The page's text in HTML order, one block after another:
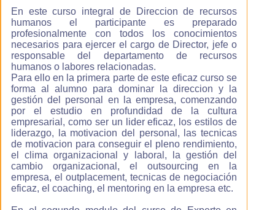
explicada con
contenidos
multimedia es
decir con
ilustraciones,
esquemas,
fotografias,
sonido y videos
por lo que
asimilarás los
conocimientos
de forma más
eficaz.
Aprenderás
comodamente
En este curso integral de Direccion de recursos
humanos el participante es preparado
profesionalmente con todos los conocimientos
necesarios para ejercer el cargo de Director, jefe o
responsable del departamento de recursos
humanos o labores relacionadas.
Para ello en la primera parte de este eficaz curso se
forma al alumno para dominar la direccion y la
gestión del personal en la empresa, comenzando
por el estudio en profundidad de la cultura
empresarial, como ser un lider eficaz, los estilos de
liderazgo, la motivacion del personal, las tecnicas
de motivacion para conseguir el pleno rendimiento,
el clima organizacional y laboral, la gestión del
cambio organizacional, el outsourcing en la
empresa, el outplacement, tecnicas de negociación
eficaz, el coaching, el mentoring en la empresa etc.